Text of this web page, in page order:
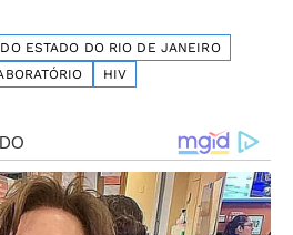
ESTADO DO RIO DE JANEIRO
HIV